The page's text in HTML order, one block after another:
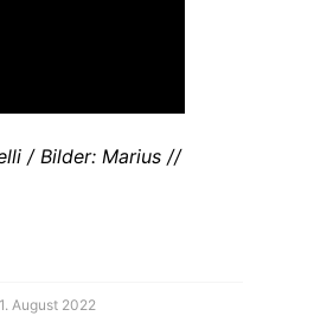
/ Bilder: Marius //
August 2022